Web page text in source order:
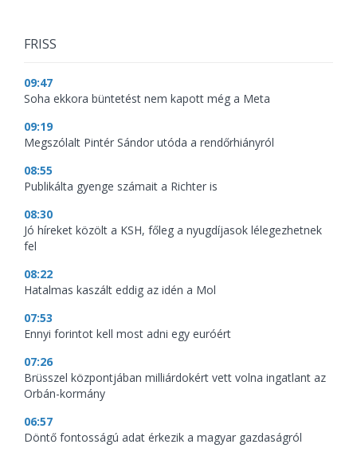
FRISS
09:47
Soha ekkora büntetést nem kapott még a Meta
09:19
Megszólalt Pintér Sándor utóda a rendőrhiányról
08:55
Publikálta gyenge számait a Richter is
08:30
Jó híreket közölt a KSH, főleg a nyugdíjasok lélegezhetnek
fel
08:22
Hatalmas kaszált eddig az idén a Mol
07:53
Ennyi forintot kell most adni egy euróért
07:26
Brüsszel központjában milliárdokért vett volna ingatlant az
Orbán-kormány
06:57
Döntő fontosságú adat érkezik a magyar gazdaságról